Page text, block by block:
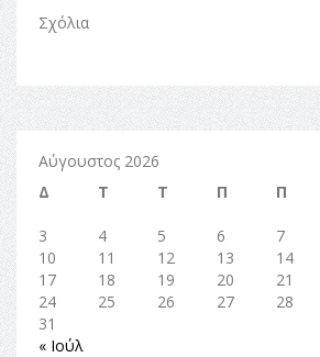
Σχόλια
Αύγουστος 2026
Δ
Τ Τ Π Π
3
4 5 6 7
10
11 12 13 14
17
18 19 20 21
24
25 26 27 28
31
« Ιούλ